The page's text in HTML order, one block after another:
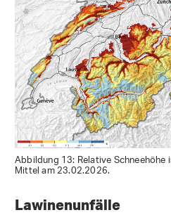
Schneehöhen
Nachdem die Schneehöhen
bisherigen Winters stark
die Schneehöhe im Vergleich
Sonntag, 23. Februar in der
überdurchschnittlich. Entlang
Saastal bis ins Münstertal und
Schneehöhen nach wie vor
Sonst lagen sie in der Höhe in